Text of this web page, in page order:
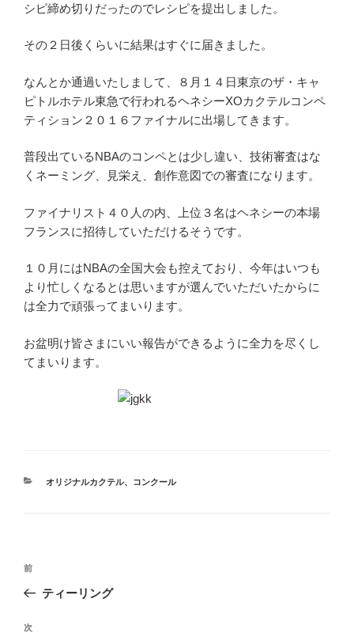
シピ締め切りだったのでレシピを提出しました。
その２日後くらいに結果はすぐに届きました。
なんとか通過いたしまして、８月１４日東京のザ・キャ
ピトルホテル東急で行われるヘネシーXOカクテルコンペ
ティション２０１６ファイナルに出場してきます。
普段出ているNBAのコンペとは少し違い、技術審査はな
くネーミング、見栄え、創作意図での審査になります。
ファイナリスト４０人の内、上位３名はヘネシーの本場
フランスに招待していただけるそうです。
１０月にはNBAの全国大会も控えており、今年はいつも
より忙しくなるとは思いますが選んでいただいたからに
は全力で頑張ってまいります。
お盆明け皆さまにいい報告ができるように全力を尽くし
てまいります。
カ
オリジナルカクテル、 コンクール
投
ビ
前
の
稿
前
ティーリング
次
次